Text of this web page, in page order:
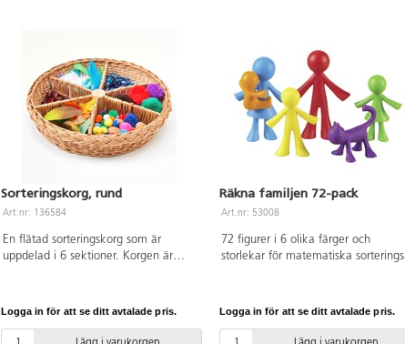
Sorteringskorg, rund
Art.nr: 136584
En flätad sorteringskorg som är
uppdelad i 6 sektioner. Korgen är
och form. För inom- och
Logga in för att se ditt avtalade pris.
Räkna familjen 72-pack
Art.nr: 53008
72 figurer i 6 olika färger och
storlekar för matematiska sorterings-
praktisk förvaringsburk med lock.
Logga in för att se ditt avtalade pris.